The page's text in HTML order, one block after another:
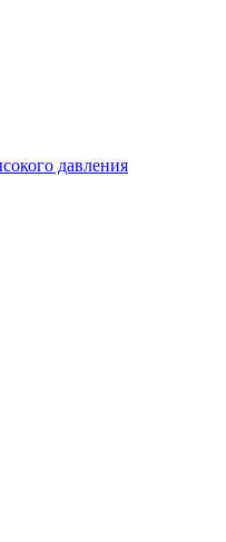
давления